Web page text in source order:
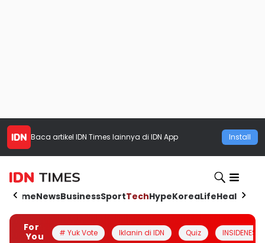
Baca artikel IDN Times lainnya di IDN App Install
HomeNewsBusinessSportTechHypeKoreaLifeHealth
For
You
# Yuk Vote Iklanin di IDN Quiz INSIDENESIA